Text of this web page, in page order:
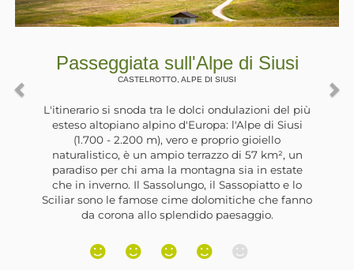
sull'Alpe di Siusi
tra le dolci ondulazioni del più
alpino d'Europa: l'Alpe di Siusi
m), vero e proprio gioiello
un ampio terrazzo di 57 km², un
ama la montagna sia in estate
Il Sassolungo, il Sassopiatto e lo
cime dolomitiche che fanno
allo splendido paesaggio.
La Val
da grandi
degli
artificiali. Il più